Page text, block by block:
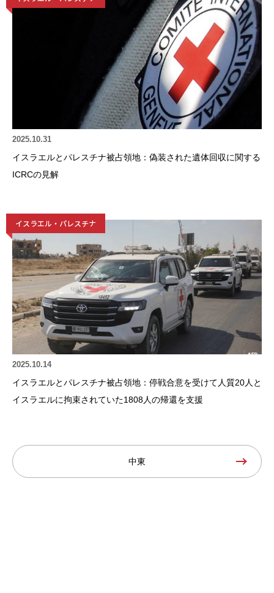
2025.10.31
イスラエルとパレスチナ被占領地：偽装された遺体回収に関する
ICRCの見解
イスラエル・パレスチナ
2025.10.14
イスラエルとパレスチナ被占領地：停戦合意を受けて人質20人と
イスラエルに拘束されていた1808人の帰還を支援
中東